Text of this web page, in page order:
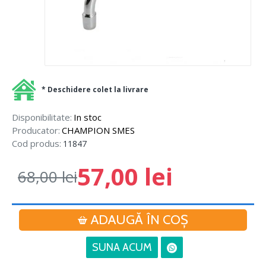
Disponibilitate: In stoc
Producator: CHAMPION SMES
Cod produs: 11847
57,00 lei
68,00 lei
ADAUGĂ ÎN COŞ
SUNA ACUM
* Deschidere colet la livrare